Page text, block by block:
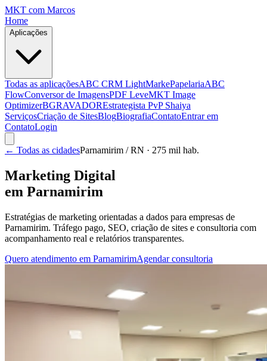
MKT com Marcos
Home
Aplicações
Todas as aplicaçõesABC CRM LightMarkePapelariaABC
FlowConversor de ImagensPDF LeveMKT Image
OptimizerBGRAVADOREstrategista PvP Shaiya
ServiçosCriação de SitesBlogBiografiaContatoEntrar em
ContatoLogin
← Todas as cidadesParnamirim / RN · 275 mil hab.
Marketing Digital
em Parnamirim
Estratégias de marketing orientadas a dados para empresas de
Parnamirim. Tráfego pago, SEO, criação de sites e consultoria com
acompanhamento real e relatórios transparentes.
Quero atendimento em ParnamirimAgendar consultoria